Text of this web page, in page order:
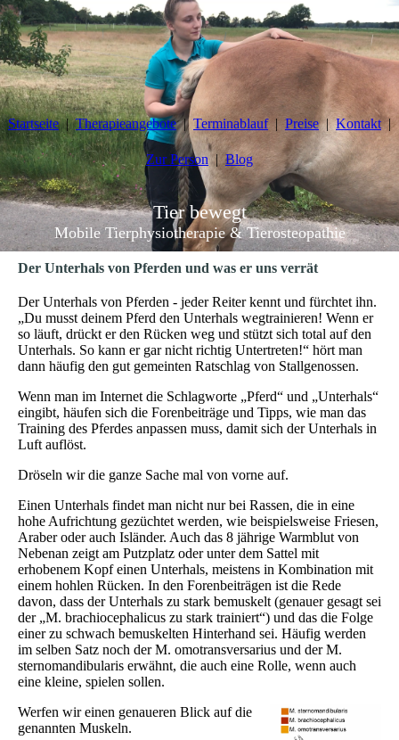
Startseite Therapieangebote Terminablauf Preise Kontakt
Zur Person Blog
Tierbewegt
Mobile Tierphysiotherapie & Tierosteopathie
Der Unterhals von Pferden und was er uns verrät
Der Unterhals von Pferden - jeder Reiter kennt und fürchtet ihn.
„Du musst deinem Pferd den Unterhals wegtrainieren! Wenn er
so läuft, drückt er den Rücken weg und stützt sich total auf den
Unterhals. So kann er gar nicht richtig Untertreten!“ hört man
dann häufig den gut gemeinten Ratschlag von Stallgenossen.
Wenn man im Internet die Schlagworte „Pferd“ und „Unterhals“
eingibt, häufen sich die Forenbeiträge und Tipps, wie man das
Training des Pferdes anpassen muss, damit sich der Unterhals in
Luft auflöst.
Dröseln wir die ganze Sache mal von vorne auf.
Einen Unterhals findet man nicht nur bei Rassen, die in eine
hohe Aufrichtung gezüchtet werden, wie beispielsweise Friesen,
Araber oder auch Isländer. Auch das 8 jährige Warmblut von
Nebenan zeigt am Putzplatz oder unter dem Sattel mit
erhobenem Kopf einen Unterhals, meistens in Kombination mit
einem hohlen Rücken. In den Forenbeiträgen ist die Rede
davon, dass der Unterhals zu stark bemuskelt (genauer gesagt sei
der „M. brachiocephalicus zu stark trainiert“) und das die Folge
einer zu schwach bemuskelten Hinterhand sei. Häufig werden
im selben Satz noch der M. omotransversarius und der M.
sternomandibularis erwähnt, die auch eine Rolle, wenn auch
eine kleine, spielen sollen.
Werfen wir einen genaueren Blick auf die
genannten Muskeln.